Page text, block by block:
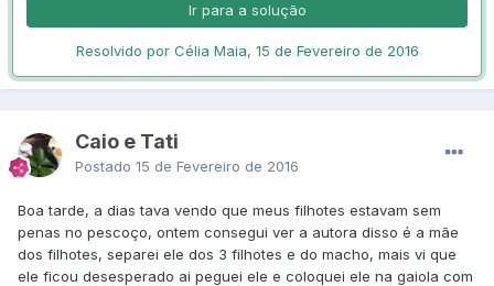
Ir para a solução
Resolvido por Célia Maia, 15 de Fevereiro de 2016
Caio e Tati
Postado 15 de Fevereiro de 2016
Boa tarde, a dias tava vendo que meus filhotes estavam sem
penas no pescoço, ontem consegui ver a autora disso é a mãe
dos filhotes, separei ele dos 3 filhotes e do macho, mais vi que
ele ficou desesperado ai peguei ele e coloquei ele na gaiola com